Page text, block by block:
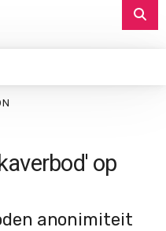
op
anonimiteit